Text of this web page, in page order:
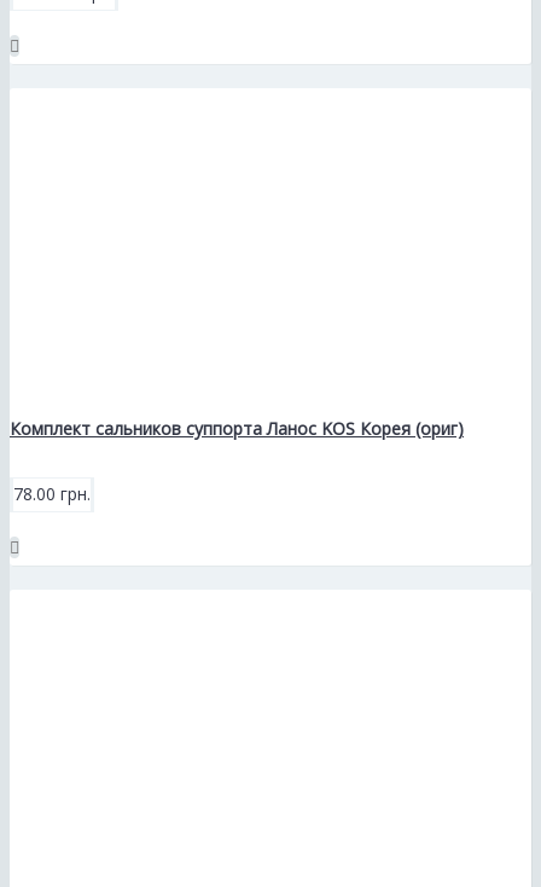
Комплект сальников суппорта Ланос KOS Корея (ориг)
78.00 грн.